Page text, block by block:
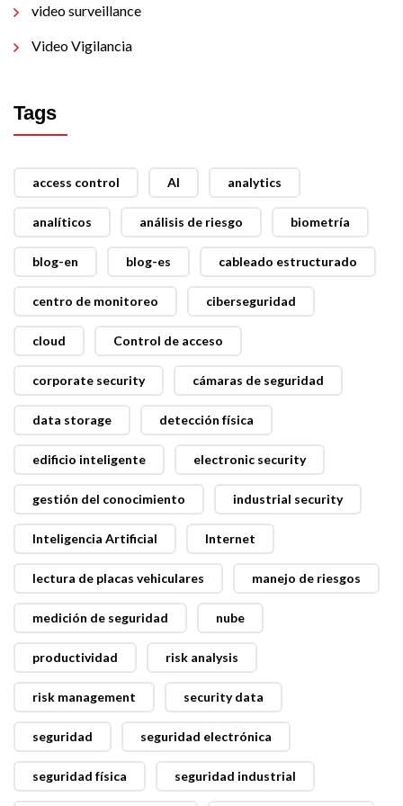
video surveillance
Video Vigilancia
Tags
access control AI analytics
analíticos análisis de riesgo biometría
blog-en blog-es cableado estructurado
centro de monitoreo ciberseguridad
cloud Control de acceso
corporate security cámaras de seguridad
data storage detección física
edificio inteligente electronic security
gestión del conocimiento industrial security
Inteligencia Artificial Internet
lectura de placas vehiculares manejo de riesgos
medición de seguridad nube
productividad risk analysis
risk management security data
seguridad seguridad electrónica
seguridad física seguridad industrial